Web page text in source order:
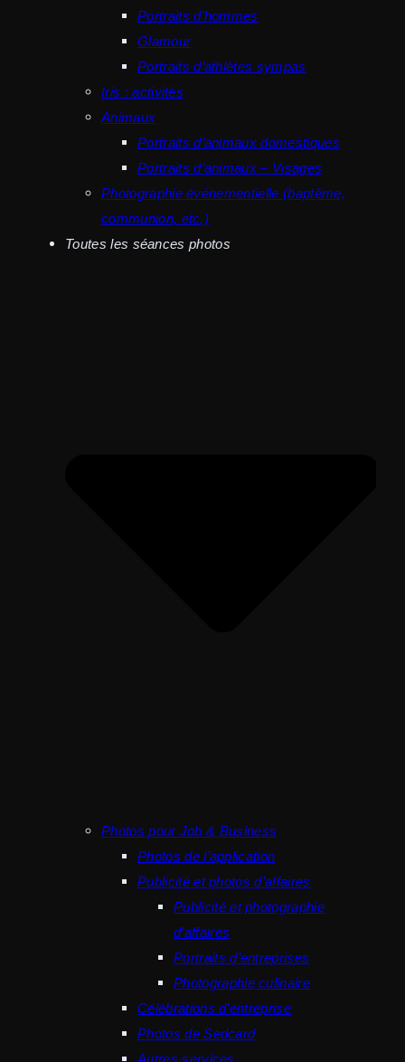
Portraits d’hommes
Glamour
Portraits d’athlètes sympas
Iris : activités
Animaux
Portraits d’animaux domestiques
Portraits d’animaux – Visages
Photographie événementielle (baptême,
communion, etc.)
Toutes les séances photos
Photos pour Job & Business
Photos de l’application
Publicité et photos d’affaires
Publicité et photographie
d’affaires
Portraits d’entreprises
Photographie culinaire
Célébrations d’entreprise
Photos de Sedcard
Autres services